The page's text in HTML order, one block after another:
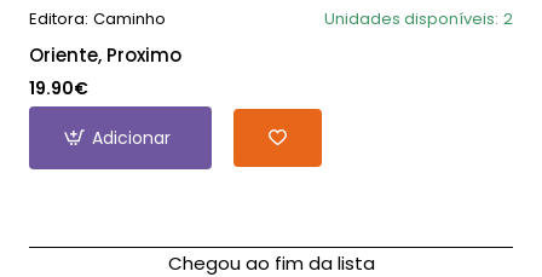
Editora: Caminho Unidades disponíveis: 2
Oriente, Proximo
19.90€
Adicionar
Chegou ao fim da lista